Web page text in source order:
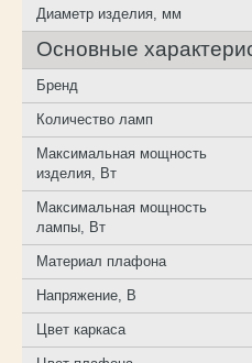
Диаметр изделия, мм
Основные
Бренд
Количество ламп
Максимальная мощность
изделия, Вт
Максимальная мощность
лампы, Вт
Материал плафона
Напряжение, В
Цвет каркаса